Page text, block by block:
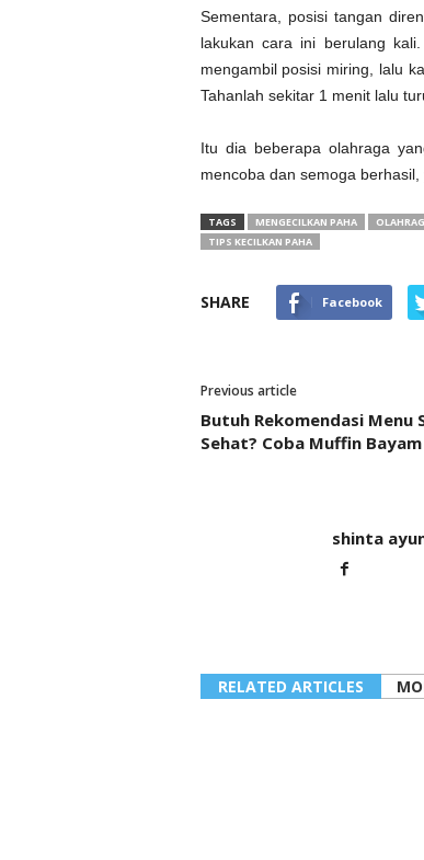
Sementara, posisi tangan
lakukan cara ini berulang
mengambil posisi miring, lalu
Tahanlah sekitar 1 menit lalu
Itu dia beberapa olahraga
mencoba dan semoga berhasil,
TAGS MENGECILKAN PAHA
TIPS KECILKAN PAHA
SHARE Facebook
Previous article
Butuh Rekomendasi Menu
Sehat? Coba Muffin
shinta
RELATED ARTICLES